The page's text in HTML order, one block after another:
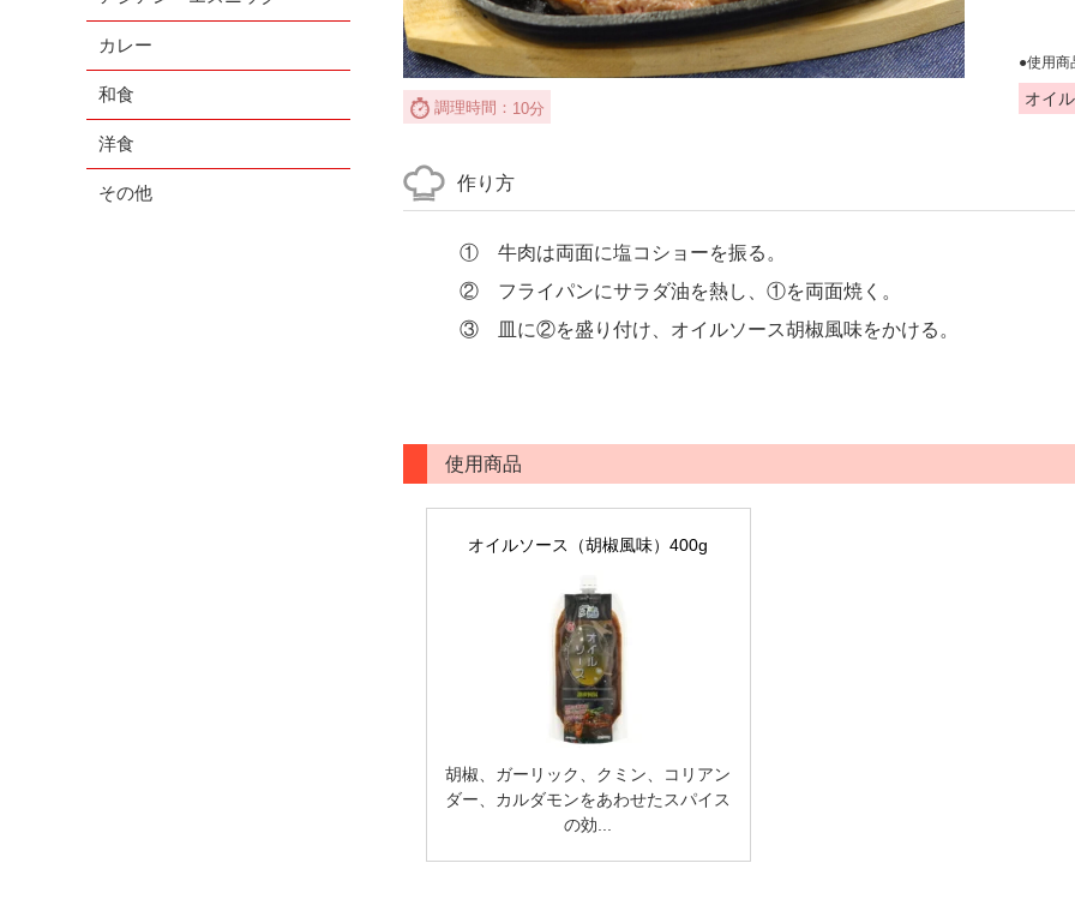
カレー
和食
洋食
その他
調理時間： 10分
●使用商
オイ
作り方
① 牛肉は両面に塩コショーを振る。
② フライパンにサラダ油を熱し、①を両面焼く。
③ 皿に②を盛り付け、オイルソース胡椒風味をかける。
使用商品
オイルソース（胡椒風味）400g
胡椒、ガーリック、クミン、コリアン
ダー、カルダモンをあわせたスパイス
の効...